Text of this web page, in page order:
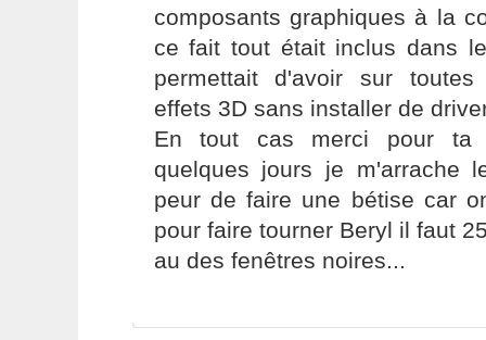
composants graphiques à la
ce fait tout était inclus dans
permettait d'avoir sur
effets 3D sans installer de
En tout cas merci pour ta
quelques jours je m'arrache
peur de faire une bétise car
pour faire tourner Beryl il faut
au des fenêtres noires...